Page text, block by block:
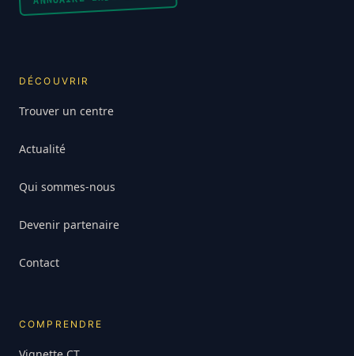
DÉCOUVRIR
Trouver un centre
Actualité
Qui sommes-nous
Devenir partenaire
Contact
COMPRENDRE